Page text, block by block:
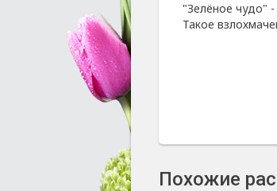
"Зелёное чудо"
Такое
Похожие